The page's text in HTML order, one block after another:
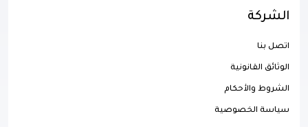
الشركة
اتصل بنا
الوثائق القانونية
الشروط والأحكام
سياسة الخصوصية